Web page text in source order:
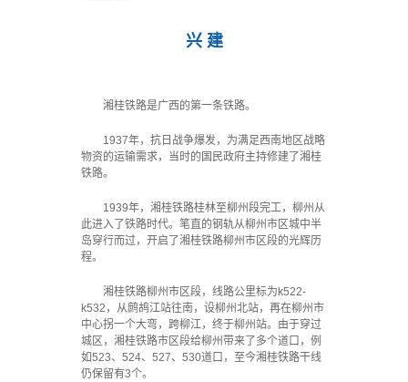
兴 建
湘桂铁路是广西的第一条铁路。
1937年，抗日战争爆发，为满足西南地区战略
物资的运输需求，当时的国民政府主持修建了湘桂
铁路。
1939年，湘桂铁路桂林至柳州段完工，柳州从
此进入了铁路时代。笔直的钢轨从柳州市区城中半
岛穿行而过，开启了湘桂铁路柳州市区段的光辉历
程。
湘桂铁路柳州市区段，线路公里标为k522-
k532，从鹧鸪江站往南，设柳州北站，再在柳州市
中心拐一个大弯，跨柳江，终于柳州站。由于穿过
城区，湘桂铁路市区段给柳州带来了多个道口，例
如523、524、527、530道口，至今湘桂铁路干线
仍保留有3个。